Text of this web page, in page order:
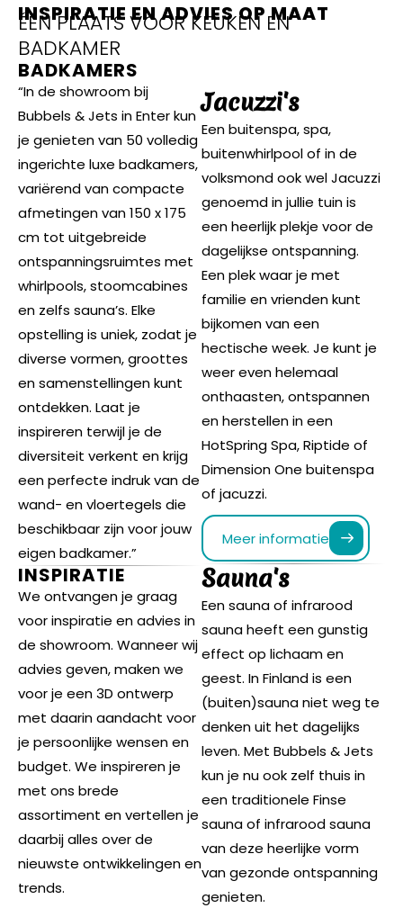
INSPIRATIE EN ADVIES OP MAAT
ÉÉN PLAATS VOOR KEUKEN EN
BADKAMER
BADKAMERS
“In de showroom bij
Bubbels & Jets in Enter kun
je genieten van 50 volledig
ingerichte luxe badkamers,
variërend van compacte
afmetingen van 150 x 175
cm tot uitgebreide
ontspanningsruimtes met
whirlpools, stoomcabines
en zelfs sauna’s. Elke
opstelling is uniek, zodat je
diverse vormen, groottes
en samenstellingen kunt
ontdekken. Laat je
inspireren terwijl je de
diversiteit verkent en krijg
een perfecte indruk van de
wand- en vloertegels die
beschikbaar zijn voor jouw
eigen badkamer.”
INSPIRATIE
We ontvangen je graag
voor inspiratie en advies in
de showroom. Wanneer wij
advies geven, maken we
voor je een 3D ontwerp
met daarin aandacht voor
je persoonlijke wensen en
budget. We inspireren je
met ons brede
assortiment en vertellen je
daarbij alles over de
nieuwste ontwikkelingen en
trends.
Jacuzzi's
Een buitenspa, spa,
buitenwhirlpool of in de
volksmond ook wel Jacuzzi
genoemd in jullie tuin is
een heerlijk plekje voor de
dagelijkse ontspanning.
Een plek waar je met
familie en vrienden kunt
bijkomen van een
hectische week. Je kunt je
weer even helemaal
onthaasten, ontspannen
en herstellen in een
HotSpring Spa, Riptide of
Dimension One buitenspa
of jacuzzi.
Meer informatie
Sauna's
Een sauna of infrarood
sauna heeft een gunstig
effect op lichaam en
geest. In Finland is een
(buiten)sauna niet weg te
denken uit het dagelijks
leven. Met Bubbels & Jets
kun je nu ook zelf thuis in
een traditionele Finse
sauna of infrarood sauna
van deze heerlijke vorm
van gezonde ontspanning
genieten.